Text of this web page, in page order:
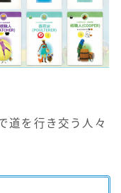
道を行き交う人々